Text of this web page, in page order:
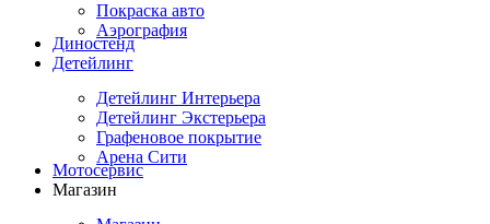
Покраска авто
Аэрография
Диностенд
Детейлинг
Детейлинг Интерьера
Детейлинг Экстерьера
Графеновое покрытие
Арена Сити
Мотосервис
Магазин